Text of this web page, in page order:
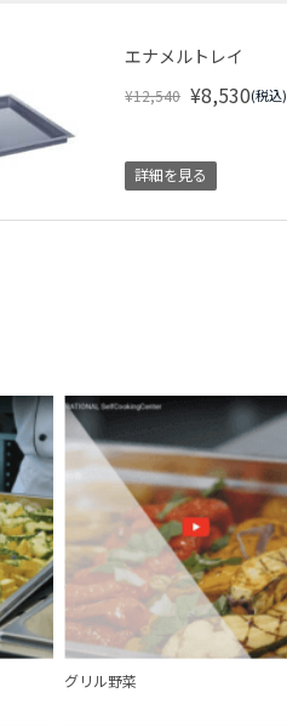
エナメルトレイ
¥12,540 ¥8,530(税込)
詳細を見る
グリル野菜